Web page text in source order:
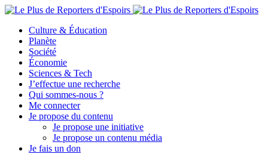
Culture & Éducation
Planète
Société
Économie
Sciences & Tech
J’effectue une recherche
Qui sommes-nous ?
Me connecter
Je propose du contenu
Je propose une initiative
Je propose un contenu média
Je fais un don